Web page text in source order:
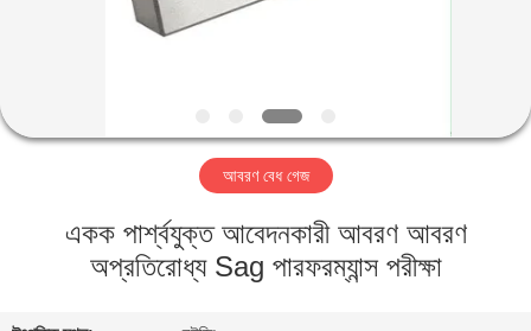
কারখানা
আবরণ বেধ গেজ
একক পার্শ্বযুক্ত আবেদনকারী আবরণ আবরণ
অপ্রতিরোধ্য Sag পারফরম্যান্স পরীক্ষা